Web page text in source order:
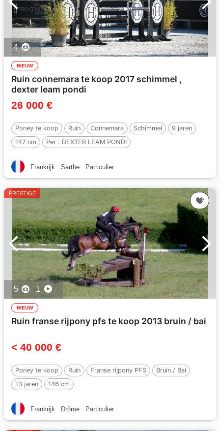
4
NIEUW
Ruin connemara te koop 2017 schimmel ,
dexter leam pondi
26 000 €
Poney te koop Ruin Connemara Schimmel
9 jaren
147 cm
Per : DEXTER LEAM PONDI
Frankrijk Sarthe Particulier
PRESTIGE
5 1
NIEUW
Ruin franse rijpony pfs te koop 2013 bruin / bai
< 40 000 €
Poney te koop Ruin Franse rijpony PFS
Bruin / Bai
13 jaren
146 cm
Frankrijk Drôme Particulier